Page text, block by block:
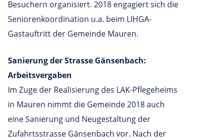
Besuchern organisiert. 2018 engagiert sich die
Seniorenkoordination u.a. beim LIHGA-
Gastauftritt der Gemeinde Mauren.
Sanierung der Strasse Gänsenbach:
Arbeitsvergaben
Im Zuge der Realisierung des LAK-Pflegeheims
in Mauren nimmt die Gemeinde 2018 auch
eine Sanierung und Neugestaltung der
Zufahrtsstrasse Gänsenbach vor. Nach der